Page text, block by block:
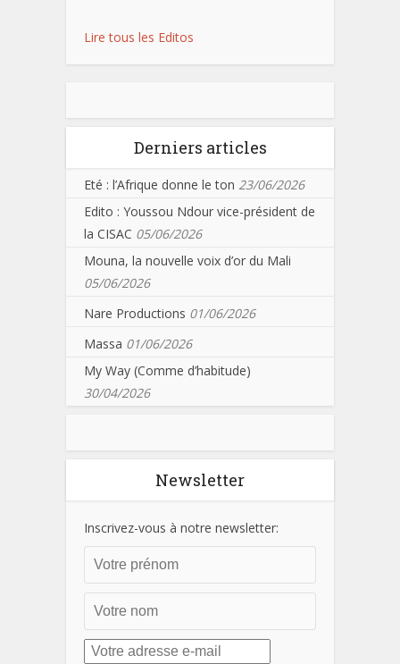
Lire tous les Editos
Derniers articles
Eté : l’Afrique donne le ton 23/06/2026
Edito : Youssou Ndour vice-président de
la CISAC 05/06/2026
Mouna, la nouvelle voix d’or du Mali
05/06/2026
Nare Productions 01/06/2026
Massa 01/06/2026
My Way (Comme d’habitude)
30/04/2026
Newsletter
Inscrivez-vous à notre newsletter: